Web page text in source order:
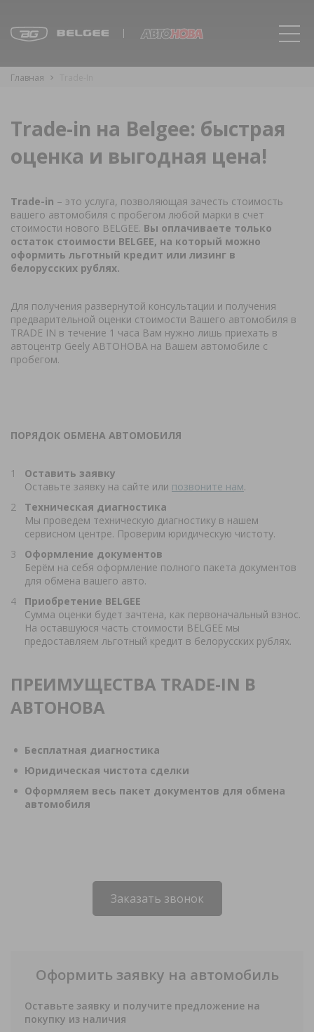
Главная
Trade-in на Belgee: быстрая
оценка и выгодная цена!
Trade-in – это услуга, позволяющая зачесть стоимость
вашего автомобиля с пробегом любой марки в счет
стоимости нового BELGEE. Вы оплачиваете только
остаток стоимости BELGEE, на который можно
оформить льготный кредит или лизинг в
белорусских рублях.
Для получения развернутой консультации и получения
предварительной оценки стоимости Вашего автомобиля в
TRADE IN в течение 1 часа Вам нужно лишь приехать в
автоцентр Geely АВТОНОВА на Вашем автомобиле с
пробегом.
ПОРЯДОК ОБМЕНА АВТОМОБИЛЯ
Оставить заявку
Оставьте заявку на сайте или позвоните нам.
Техническая диагностика
Мы проведем техническую диагностику в нашем
сервисном центре. Проверим юридическую чистоту.
Оформление документов
Берём на себя оформление полного пакета документов
для обмена вашего авто.
Приобретение BELGEE
Сумма оценки будет зачтена, как первоначальный взнос.
На оставшуюся часть стоимости BELGEE мы
предоставляем льготный кредит в белорусских рублях.
ПРЕИМУЩЕСТВА TRADE-IN В
АВТОНОВА
Бесплатная диагностика
Юридическая чистота сделки
Оформляем весь пакет документов для обмена
автомобиля
Заказать звонок
Оформить заявку на автомобиль
Оставьте заявку и получите предложение на
покупку из наличия